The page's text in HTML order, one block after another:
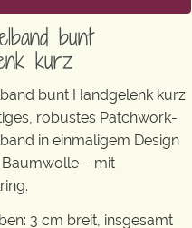
bunt
kurz
bunt Handgelenk kurz:
robustes Patchwork-
in einmaligem Design
Baumwolle – mit
3 cm breit, insgesamt